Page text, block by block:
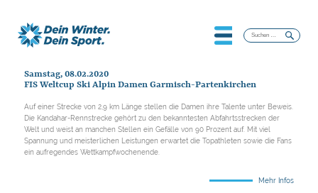
Suchen
nach:
Samstag, 08.02.2020
FIS Weltcup Ski Alpin Damen Garmisch-Partenkirchen
Auf einer Strecke von 2,9 km Länge stellen die Damen ihre Talente unter Beweis.
Die Kandahar-Rennstrecke gehört zu den bekanntesten Abfahrtsstrecken der
Welt und weist an manchen Stellen ein Gefälle von 90 Prozent auf. Mit viel
Spannung und meisterlichen Leistungen erwartet die Topathleten sowie die Fans
ein aufregendes Wettkampfwochenende.
Mehr Infos